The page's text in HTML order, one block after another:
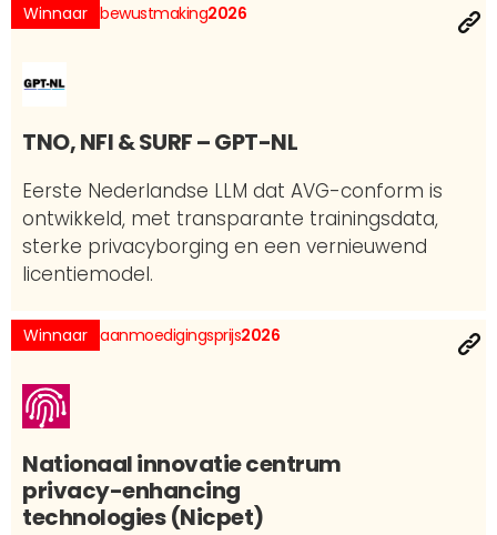
Winnaar bewustmaking2026
TNO, NFI & SURF – GPT-NL
Eerste Nederlandse LLM dat AVG-conform is
ontwikkeld, met transparante trainingsdata,
sterke privacyborging en een vernieuwend
licentiemodel.
Winnaar aanmoedigingsprijs2026
Nationaal innovatie centrum
privacy-enhancing
technologies (Nicpet)